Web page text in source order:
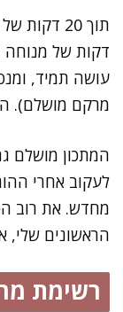
דקות של מנוחה
עושה תמיד,
מרקם מושלם).
המתכון מושלם
לעקוב אחרי
מחדש. את רוב
הראשונים שלי,
רשימת